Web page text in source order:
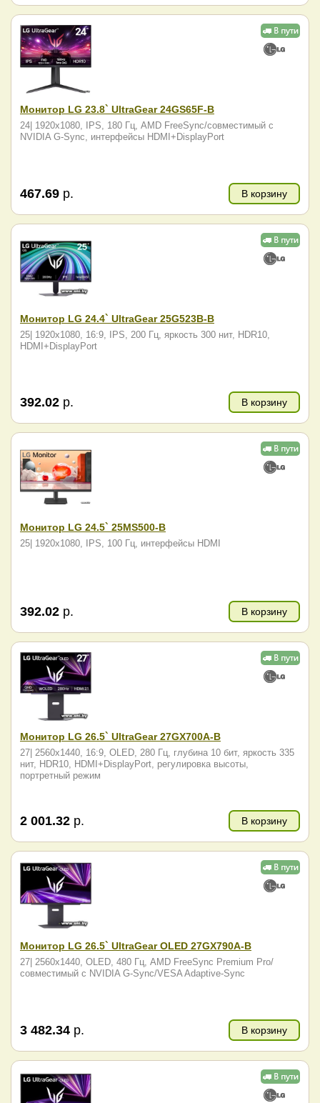
Монитор LG 23.8` UltraGear 24GS65F-B
24| 1920x1080, IPS, 180 Гц, AMD FreeSync/совместимый с
NVIDIA G-Sync, интерфейсы HDMI+DisplayPort
467.69 р. В корзину
Монитор LG 24.4` UltraGear 25G523B-B
25| 1920x1080, 16:9, IPS, 200 Гц, яркость 300 нит, HDR10,
HDMI+DisplayPort
392.02 р. В корзину
Монитор LG 24.5` 25MS500-B
25| 1920x1080, IPS, 100 Гц, интерфейсы HDMI
392.02 р. В корзину
Монитор LG 26.5` UltraGear 27GX700A-B
27| 2560x1440, 16:9, OLED, 280 Гц, глубина 10 бит, яркость 335
нит, HDR10, HDMI+DisplayPort, регулировка высоты,
портретный режим
2 001.32 р. В корзину
Монитор LG 26.5` UltraGear OLED 27GX790A-B
27| 2560x1440, OLED, 480 Гц, AMD FreeSync Premium Pro/
совместимый с NVIDIA G-Sync/VESA Adaptive-Sync
3 482.34 р. В корзину